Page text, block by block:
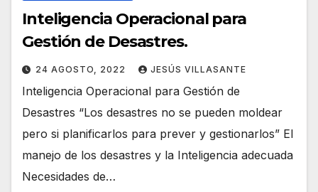
Inteligencia Operacional para
Gestión de Desastres.
24 AGOSTO, 2022 JESÚS VILLASANTE
Inteligencia Operacional para Gestión de
Desastres “Los desastres no se pueden moldear
pero si planificarlos para prever y gestionarlos” El
manejo de los desastres y la Inteligencia adecuada
Necesidades de…